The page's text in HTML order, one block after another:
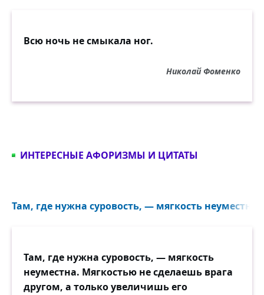
Всю ночь не смыкала ног.
Николай Фоменко
ИНТЕРЕСНЫЕ АФОРИЗМЫ И ЦИТАТЫ
Там, где нужна суровость, — мягкость
Там, где нужна суровость, — мягкость
неуместна. Мягкостью не сделаешь врага
другом, а только увеличишь его